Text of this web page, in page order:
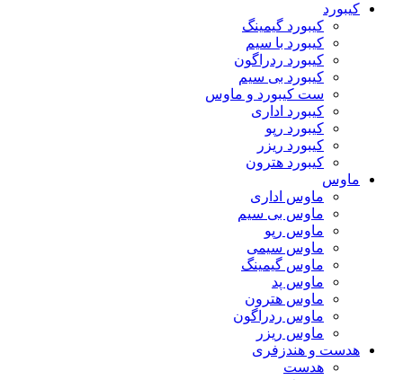
کیبورد
کیبورد گیمینگ
کیبورد با سیم
کیبورد ردراگون
کیبورد بی سیم
ست کیبورد و ماوس
کیبورد اداری
کیبورد رپو
کیبورد ریزر
کیبورد هترون
ماوس
ماوس اداری
ماوس بی سیم
ماوس رپو
ماوس سیمی
ماوس گیمینگ
ماوس پد
ماوس هترون
ماوس ردراگون
ماوس ریزر
هدست و هندزفری
هدست